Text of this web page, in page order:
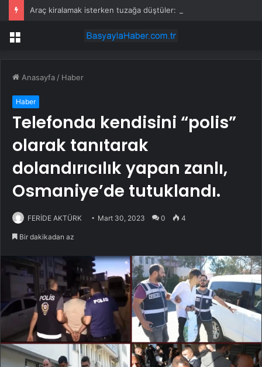
Menü
Anasayfa / Haber
Haber
Telefonda kendisini “polis”
olarak tanıtarak
dolandırıcılık yapan zanlı,
Osmaniye’de tutuklandı.
FERİDE AKTÜRK Mart 30, 2023 0 4
Bir dakikadan az